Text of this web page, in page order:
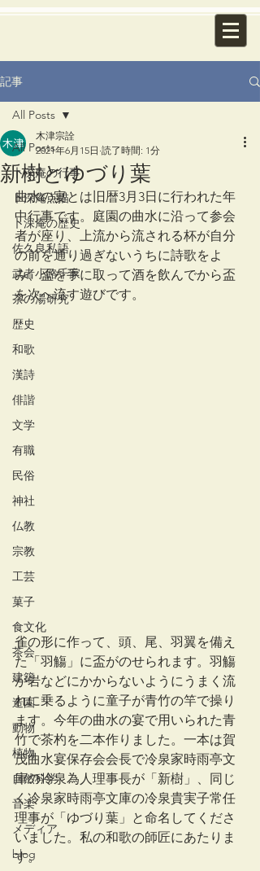
記事
All Posts
卜深庵の行事
卜深庵点描
卜深庵の歴史
佐久良私語
武者小路千家
茶の湯研究
歴史
和歌
漢詩
俳諧
文学
有職
民俗
神社
仏教
宗教
工芸
菓子
食文化
茶会
建築
造園
動物
植物
自然科学
音楽
メディア
blog
All Posts
新樹とゆづり葉
木津宗詮
2021年6月15日 読了時間: 1分
曲水の宴とは旧暦3月3日に行われた年
中行事です。庭園の曲水に沿って参会
者が座り、上流から流される杯が自分
の前を通り過ぎないうちに詩歌をよ
み、盃を手に取って酒を飲んでから盃
を次へ流す遊びです。
雀の形に作って、頭、尾、羽翼を備え
た「羽觴」に盃がのせられます。羽觴
が岩などにかからないようにうまく流
れに乗るように童子が青竹の竿で操り
ます。今年の曲水の宴で用いられた青
竹で茶杓を二本作りました。一本は賀
茂曲水宴保存会会長で冷泉家時雨亭文
庫の冷泉為人理事長が「新樹」、同じ
く冷泉家時雨亭文庫の冷泉貴実子常任
理事が「ゆづり葉」と命名してくださ
いました。私の和歌の師匠にあたりま
す。